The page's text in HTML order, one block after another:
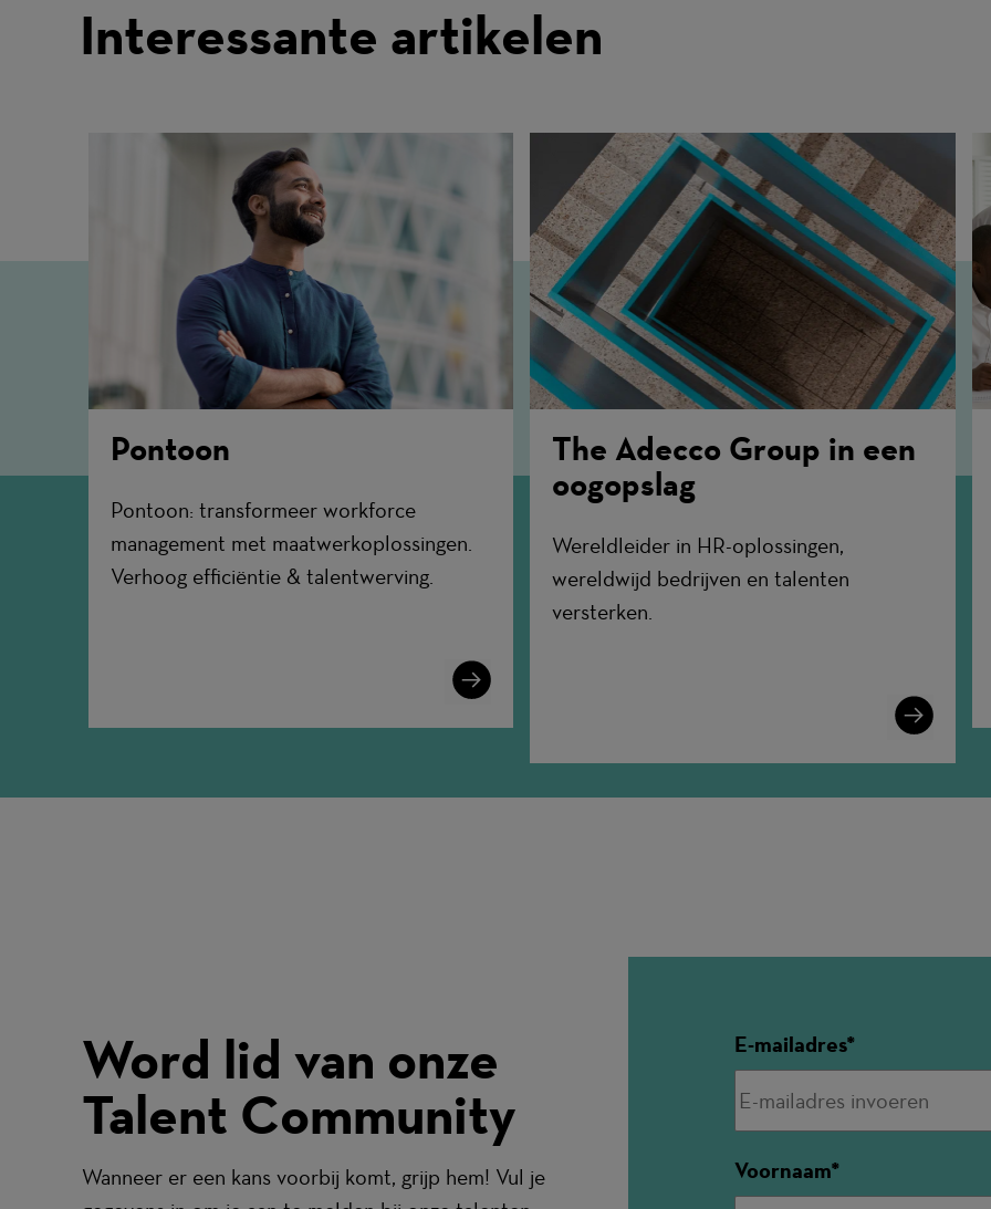
Interessante artikelen
Pontoon
Pontoon: transformeer workforce
management met maatwerkoplossingen.
Verhoog efficiëntie & talentwerving.
Learn
More
The Adecco Group in een
oogopslag
Wereldleider in HR-oplossingen,
wereldwijd bedrijven en talenten
versterken.
Learn
More
Word lid van onze
Talent Community
Wanneer er een kans voorbij komt, grijp hem! Vul je
E-mailadres
Voornaam